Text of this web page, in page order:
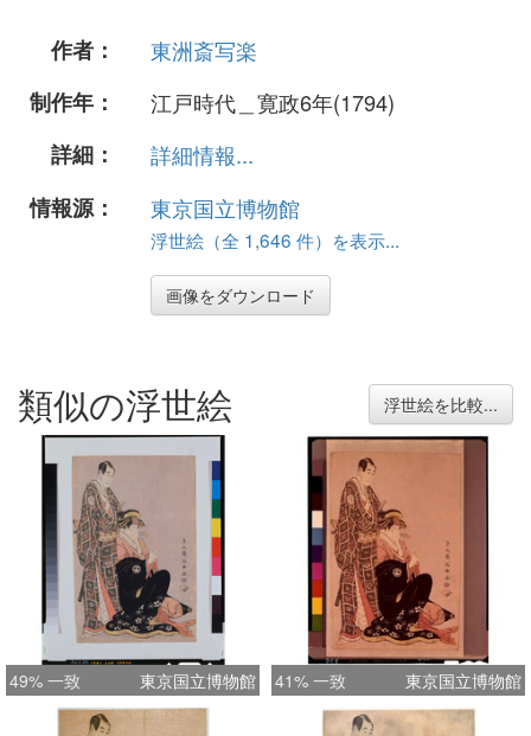
作者：
東洲斎写楽
制作年：
江戸時代＿寛政6年(1794)
詳細：
詳細情報...
情報源：
東京国立博物館
浮世絵（全 1,646 件）を表示...
画像をダウンロード
類似の浮世絵 浮世絵を比較...
49% 一致 東京国立博物館 41% 一致 東京国立博物館